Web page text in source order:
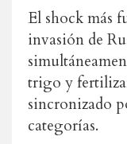
El shock más
invasión de
trigo y
sincronizado
categorías.